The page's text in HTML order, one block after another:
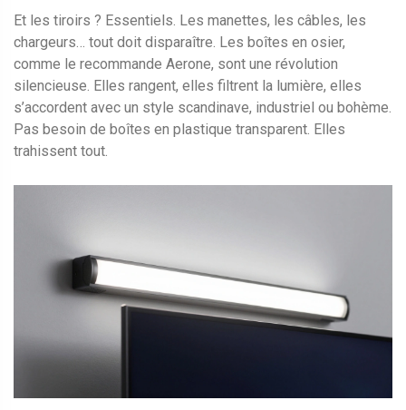
Et les tiroirs ? Essentiels. Les manettes, les câbles, les
chargeurs… tout doit disparaître. Les boîtes en osier,
comme le recommande Aerone, sont une révolution
silencieuse. Elles rangent, elles filtrent la lumière, elles
s’accordent avec un style scandinave, industriel ou bohème.
Pas besoin de boîtes en plastique transparent. Elles
trahissent tout.